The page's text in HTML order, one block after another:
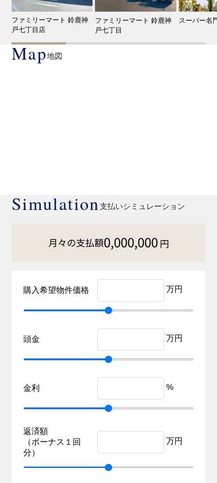
ファミリーマート 鈴鹿神
戸七丁目店
ファミリーマート 鈴鹿神
戸七丁目
スーパー名
Map地図
Simulation支払いシミュレーション
月々の支払額0,000,000円
購入希望物件価格 万円
頭金 万円
金利 %
返済額
（ボーナス１回
分）
万円